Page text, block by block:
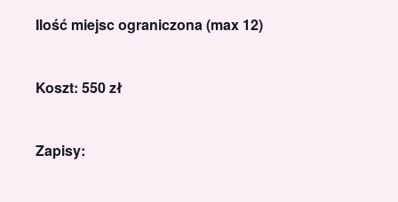
Ilość miejsc ograniczona (max 12)
Koszt: 550 zł
Zapisy: